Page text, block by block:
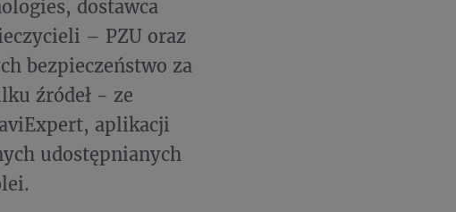
dostawca
– PZU oraz
bezpieczeństwo za
źródeł - ze
aplikacji
udostępnianych